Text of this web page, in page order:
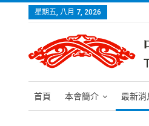
星期五, 八月 7, 2026
首頁 本會簡介 最新消